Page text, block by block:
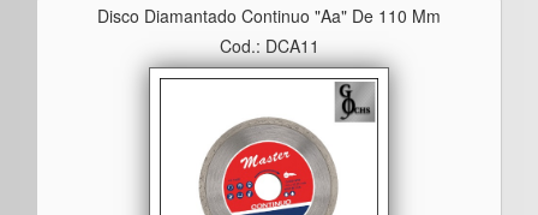
Disco Diamantado Continuo "aa" De 110 Mm
Cod.: DCA11